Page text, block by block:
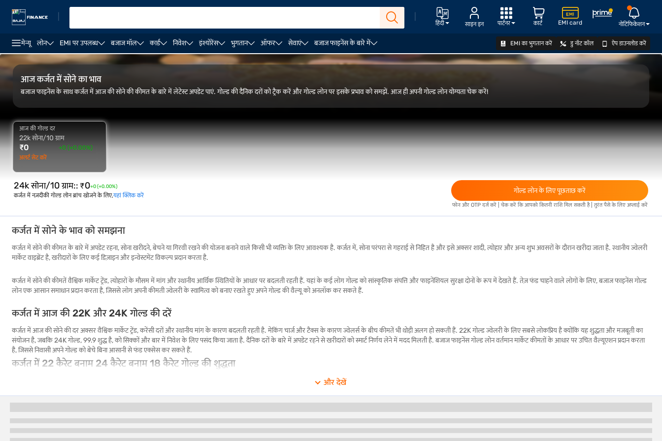
हिंदी साइन इन EMI card नोटिफिकेशन
कार्ट
पार्टनर
मेन्यू लोन EMI पर उपलब्ध बजाज मॉल कार्ड निवेश इंश्योरेंस भुगतान ऑफर सेवाएं बजाज फाइनेंस के बारे में EMI का भुगतान करें डु नॉट कॉल ऐप डाउनलोड करें
ओवरव्यू गोल्ड रेट ट्रेंड कैलकुलेटर FAQ योग्यता जानें
आज कर्जत में सोने का भाव
बजाज फाइनेंस के साथ कर्जत में आज की सोने की कीमत के बारे में लेटेस्ट अपडेट पाएं. गोल्ड की दैनिक दरों को ट्रैक करें और गोल्ड लोन पर इसके प्रभाव को समझें. आज ही अपनी गोल्ड लोन योग्यता चेक करें!
आज की गोल्ड दर
22k सोना/10 ग्राम
₹0
+0 (+0.00%)
अलर्ट सेट करें
24k सोना/10 ग्राम:: ₹0+0 (+0.00%)
कर्जत में नज़दीकी गोल्ड लोन ब्रांच खोजने के लिए,यहां क्लिक करें
गोल्ड लोन के लिए पूछताछ करें
फोन और OTP दर्ज करें | चेक करें कि आपको कितनी राशि मिल सकती है | तुरंत पैसे के लिए अप्लाई करें
कर्जत में सोने के भाव को समझना
कर्जत में सोने की कीमत के बारे में अपडेट रहना, सोना खरीदने, बेचने या गिरवी रखने की योजना बनाने वाले किसी भी व्यक्ति के लिए आवश्यक है. कर्जत में, सोना परंपरा से गहराई से निहित है और इसे अक्सर शादी, त्योहार और अन्य शुभ अवसरों के दौरान खरीदा जाता है. स्थानीय ज्वेलरी
मार्केट वाइब्रेंट है, खरीदारों के लिए कई डिज़ाइन और इन्वेस्टमेंट विकल्प प्रदान करता है.
कर्जत में सोने की कीमतें वैश्विक मार्केट ट्रेंड, त्योहारों के मौसम में मांग और स्थानीय आर्थिक स्थितियों के आधार पर बदलती रहती हैं. यहां के कई लोग गोल्ड को सांस्कृतिक संपत्ति और फाइनेंशियल सुरक्षा दोनों के रूप में देखते हैं. तेज़ फंड चाहने वाले लोगों के लिए, बजाज फाइनेंस गोल्ड
लोन एक आसान समाधान प्रदान करता है, जिससे लोग अपनी कीमती ज्वेलरी के स्वामित्व को बनाए रखते हुए अपने गोल्ड की वैल्यू को अनलॉक कर सकते हैं.
कर्जत में आज की 22K और 24K गोल्ड की दरें
कर्जत में आज की सोने की दर अक्सर वैश्विक मार्केट ट्रेंड, करेंसी दरों और स्थानीय मांग के कारण बदलती रहती है. मेकिंग चार्ज और टैक्स के कारण ज्वेलर्स के बीच कीमतें भी थोड़ी अलग हो सकती हैं. 22K गोल्ड ज्वेलरी के लिए सबसे लोकप्रिय है क्योंकि यह शुद्धता और मजबूती का
संयोजन है, जबकि 24K गोल्ड, 99.9 शुद्ध है, को सिक्कों और बार में निवेश के लिए पसंद किया जाता है. दैनिक दरों के बारे में अपडेट रहने से खरीदारों को स्मार्ट निर्णय लेने में मदद मिलती है. बजाज फाइनेंस गोल्ड लोन वर्तमान मार्केट कीमतों के आधार पर उचित वैल्यूएशन प्रदान करता
है, जिससे निवासी अपने गोल्ड को बेचे बिना आसानी से फंड एक्सेस कर सकते हैं.
कर्जत में 22 कैरेट बनाम 24 कैरेट बनाम 18 कैरेट गोल्ड की शुद्धता
गोल्ड का प्रकार शुद्धता (%) इनके लिए आदर्श विवरण
24 हज़ार का सोना 99.9% निवेश (सिक्के, बार) सोने का सबसे शुद्ध रूप, तेज और मूल्यवान है, लेकिन ज्वेलरी बनाने के लिए यह बहुत नरम है.
और देखें